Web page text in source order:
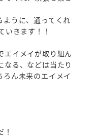
ように、通ってくれ
いきます！！
エイメイが取り組ん
なる、などは当たり
ん未来のエイメイ